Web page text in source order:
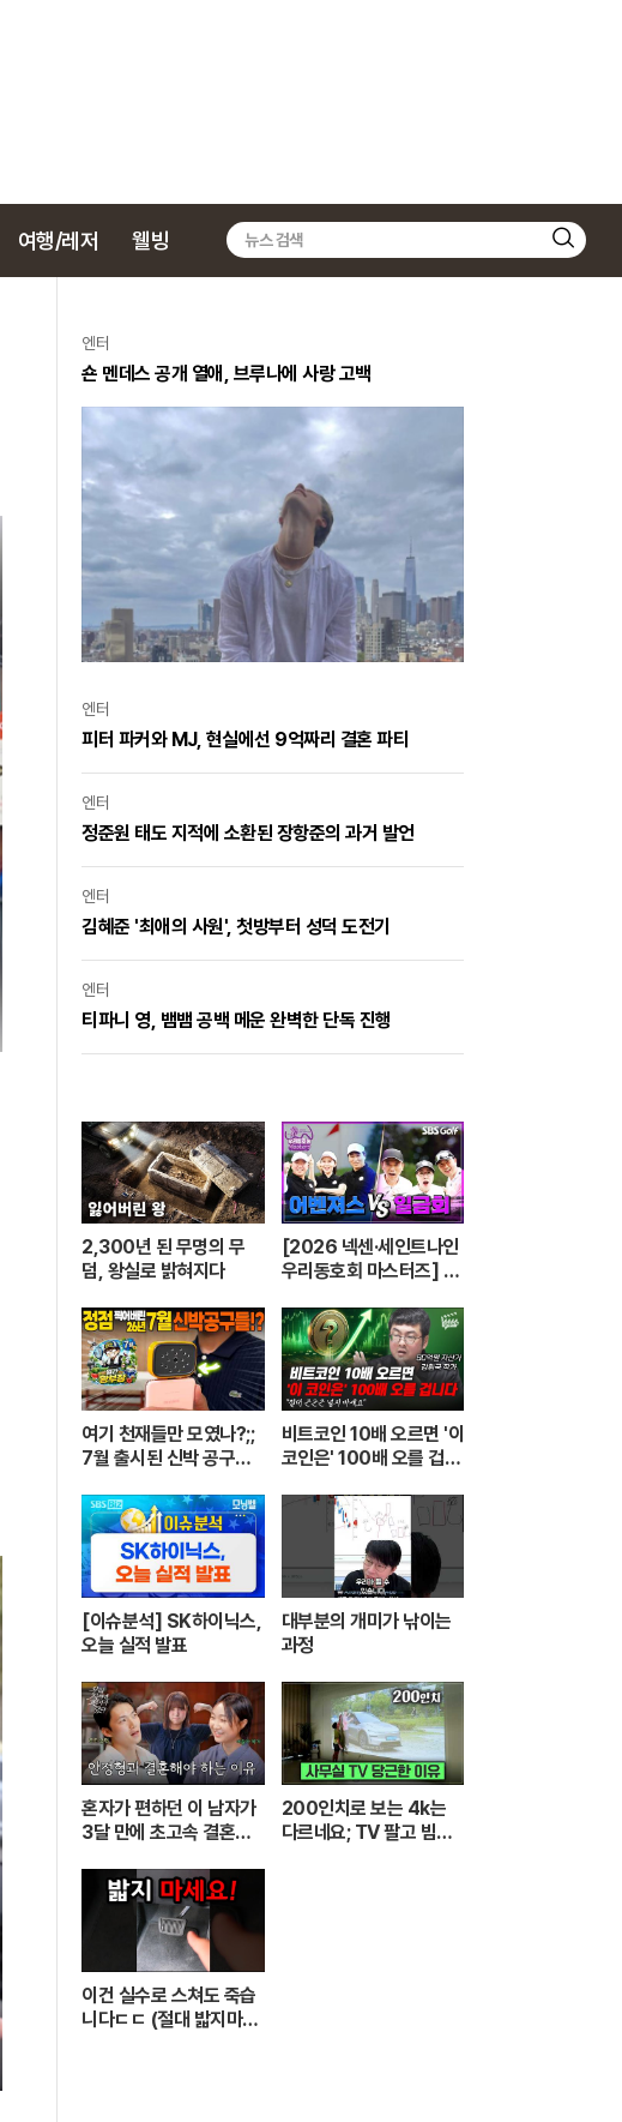
검
색
여행/레저 웰빙
엔터
숀 멘데스 공개 열애, 브루나에 사랑 고백
엔터
피터 파커와 MJ, 현실에선 9억짜리 결혼 파티
엔터
정준원 태도 지적에 소환된 장항준의 과거 발언
엔터
김혜준 '최애의 사원', 첫방부터 성덕 도전기
엔터
티파니 영, 뱀뱀 공백 메운 완벽한 단독 진행
2,300년 된 무명의 무
덤, 왕실로 밝혀지다
[2026 넥센·세인트나인
우리동호회 마스터즈] 전
열한 도전의 여정! 파티움
어벤져스 vs 일금회 | 16
강 1경기
여기 천재들만 모였나?;;
7월 출시된 신박 공구들
리! 【🤴Ep.548】
비트코인 10배 오르면 '이
코인은' 100배 오를 겁니
[이슈분석] SK하이닉스,
오늘 실적 발표
대부분의 개미가 낚이는
과정
혼자가 편하던 이 남자가
3달 만에 초고속 결혼한
있다] EP.1 또또 남편 주
200인치로 보는 4k는
다르네요; TV 팔고 빔프
이건 실수로 스쳐도 죽습
니다ㄷㄷ (절대 밟지마세